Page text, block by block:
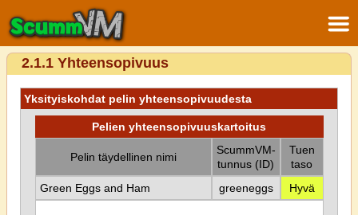
2.1.1 Yhteensopivuus
Yksityiskohdat pelin yhteensopivuudesta
Pelien yhteensopivuuskartoitus
Pelin täydellinen nimi
ScummVM-
tunnus (ID)
Tuen
taso
Green Eggs and Ham
greeneggs Hyvä